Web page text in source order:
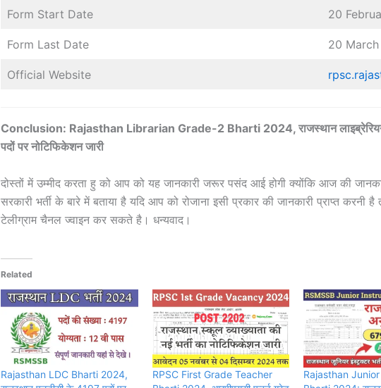
Form Start Date 20
Form Last Date 20
Official Website
Conclusion: Rajasthan Librarian Grade-2 Bharti 2024, राजस्थान
पदों पर नोटिफिकेशन जारी
दोस्तों में उम्मीद करता हु को आप को यह जानकारी जरूर पसंद आई होगी क्योंकि आज की
सरकारी भर्ती के बारे में बताया है यदि आप को रोजाना इसी प्रकार की जानकारी प्राप्त करनी है
टेलीग्राम चैनल ज्वाइन कर सकते है। धन्यवाद।
Related
Rajasthan LDC Bharti 2024,
RPSC First Grade Teacher
Rajasthan